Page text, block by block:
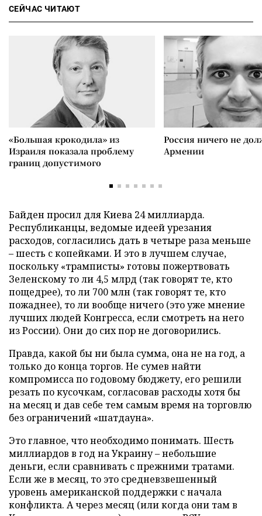
СЕЙЧАС ЧИТАЮТ
«Большая крокодила» из
Израиля показала проблему
границ допустимого
Россия ничего не
Армении
Байден просил для Киева 24 миллиарда.
Республиканцы, ведомые идеей урезания
расходов, согласились дать в четыре раза меньше
– шесть с копейками. И это в лучшем случае,
поскольку «трамписты» готовы пожертвовать
Зеленскому то ли 4,5 млрд (так говорят те, кто
пощедрее), то ли 700 млн (так говорят те, кто
пожаднее), то ли вообще ничего (это уже мнение
лучших людей Конгресса, если смотреть на него
из России). Они до сих пор не договорились.
Правда, какой бы ни была сумма, она не на год, а
только до конца торгов. Не сумев найти
компромисса по годовому бюджету, его решили
резать по кусочкам, согласовав расходы хотя бы
на месяц и дав себе тем самым время на торговлю
без ограничений «шатдауна».
Это главное, что необходимо понимать. Шесть
миллиардов в год на Украину – небольшие
деньги, если сравнивать с прежними тратами.
Если же в месяц, то это средневзвешенный
уровень американской поддержки с начала
конфликта. А через месяц (или когда они там в